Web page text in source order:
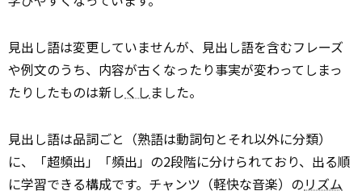
見出し語は変更していませんが、見出し語を含むフレーズ
や例文のうち、内容が古くなったり事実が変わってしまっ
たりしたものは新し くし ました。
見出し語は品詞ごと（熟語は動詞句とそれ以外に分類）
に、「超頻出」「頻出」の2段階に分けられており、出る順
に学習できる構成です。チャンツ（軽快な音楽）のリズム